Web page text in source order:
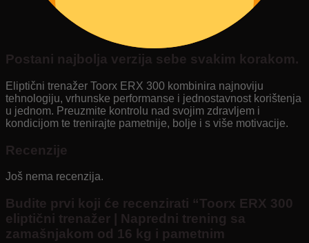
Postani najbolja verzija sebe svakim korakom.
Eliptični trenažer Toorx ERX 300 kombinira najnoviju
tehnologiju, vrhunske performanse i jednostavnost korištenja
u jednom. Preuzmite kontrolu nad svojim zdravljem i
kondicijom te trenirajte pametnije, bolje i s više motivacije.
Recenzije
Još nema recenzija.
Budite prvi koji će recenzirati “Toorx ERX 300
eliptični trenažer | Napredni trening sa
zamašnjakom od 16 kg i pametnim